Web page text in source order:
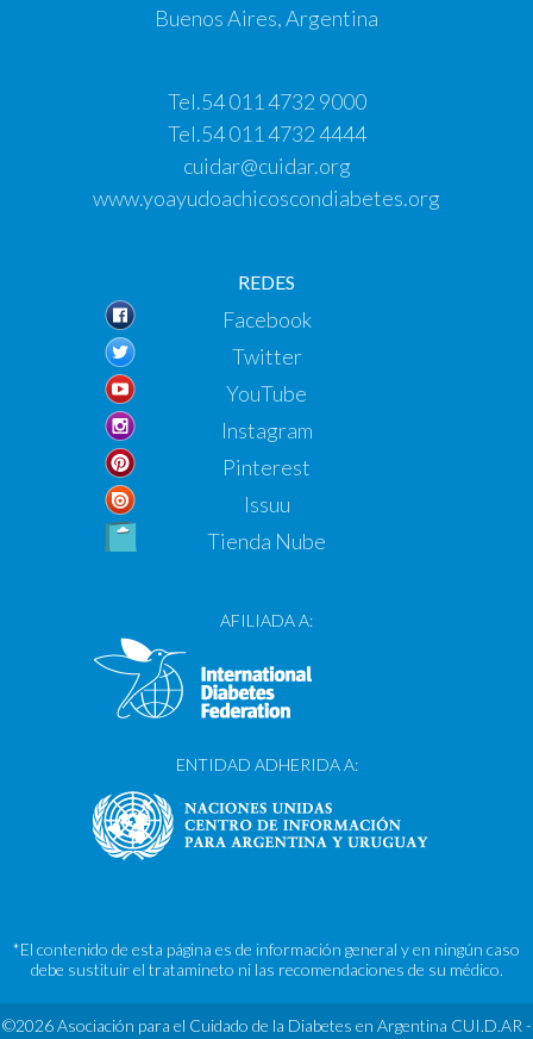
Buenos Aires, Argentina
Tel.54 011 4732 9000
Tel.54 011 4732 4444
cuidar@cuidar.org
www.yoayudoachicoscondiabetes.org
REDES
Facebook
Twitter
YouTube
Instagram
Pinterest
Issuu
Tienda Nube
AFILIADA A:
ENTIDAD ADHERIDA A:
*El contenido de esta página es de información general y en ningún caso
debe sustituir el tratamineto ni las recomendaciones de su médico.
©2026 Asociación para el Cuidado de la Diabetes en Argentina CUI.D.AR -